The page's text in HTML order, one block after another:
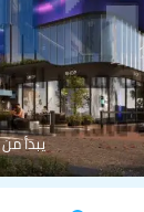
يبدأ من